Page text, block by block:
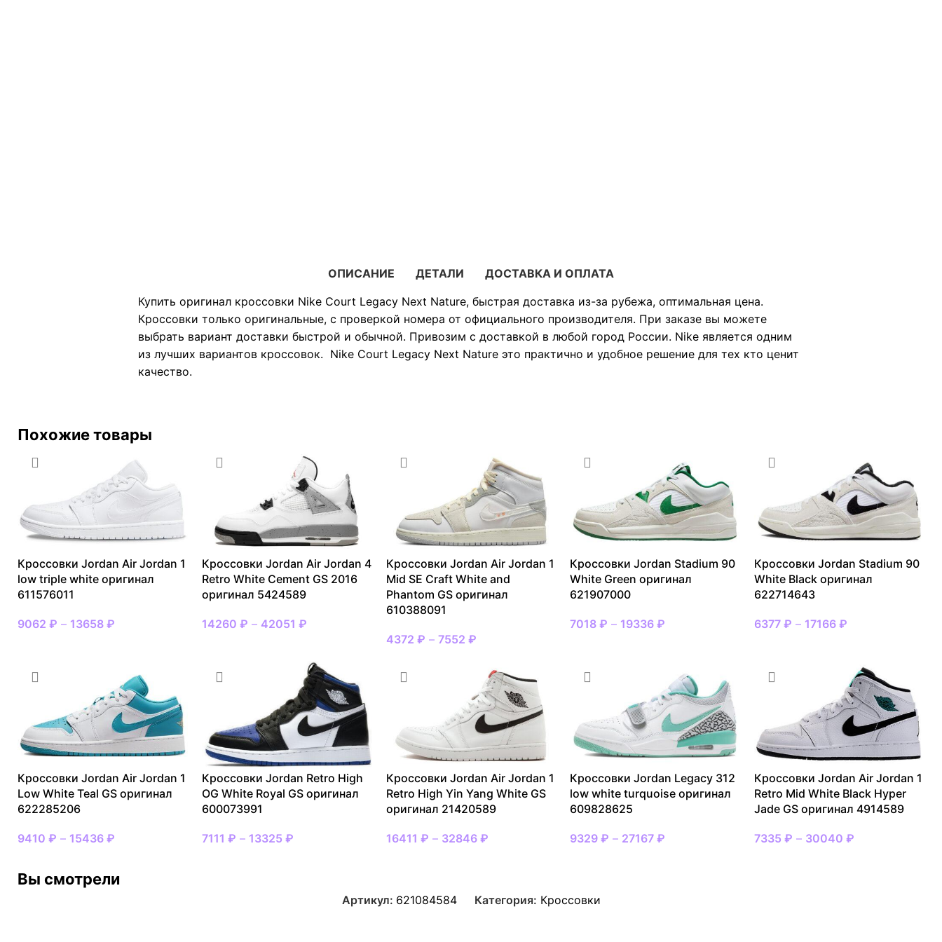
ОПИСАНИЕ ДЕТАЛИ
ДОСТАВКА И ОПЛАТА
Купить оригинал кроссовки Nike Court Legacy Next Nature, быстрая доставка из-за рубежа, оптимальная цена.
Кроссовки только оригинальные, с проверкой номера от официального производителя. При заказе вы можете
выбрать вариант доставки быстрой и обычной. Привозим с доставкой в любой город России. Nike является одним
из лучших вариантов кроссовок. Nike Court Legacy Next Nature это практично и удобное решение для тех кто ценит
качество.
Похожие товары
Кроссовки Jordan Air Jordan 1
low triple white оригинал
611576011
9062 ₽ – 13658 ₽
Кроссовки Jordan Air Jordan 4
Retro White Cement GS 2016
оригинал 5424589
14260 ₽ – 42051 ₽
Кроссовки Jordan Air Jordan 1
Mid SE Craft White and
Phantom GS оригинал
610388091
4372 ₽ – 7552 ₽
Кроссовки Jordan Stadium 90
White Green оригинал
621907000
7018₽ – 19336₽
Кроссовки Jordan Stadium 90
White Black оригинал
622714643
6377₽ – 17166₽
Кроссовки Jordan Air Jordan 1
Low White Teal GS оригинал
622285206
9410 ₽ – 15436 ₽
Кроссовки Jordan Retro High
OG White Royal GS оригинал
600073991
7111 ₽ – 13325 ₽
Кроссовки Jordan Air Jordan 1
Retro High Yin Yang White GS
оригинал 21420589
16411 ₽ – 32846 ₽
Кроссовки Jordan Legacy 312
low white turquoise оригинал
609828625
9329₽ – 27167₽
Кроссовки Jordan Air Jordan 1
Retro Mid White Black Hyper
Jade GS оригинал 4914589
7335₽ – 30040₽
Вы смотрели
Артикул: 621084584 Категория: Кроссовки